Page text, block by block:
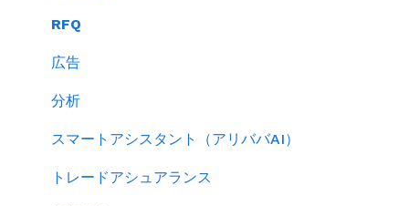
キーワード広告を利用する
サイトパフォーマンスを分析する
RFQ
広告
分析
スマートアシスタント（アリババAI）
トレードアシュアランス